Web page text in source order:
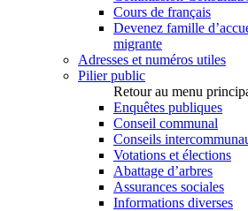
Cours de français
Devenez famille
migrante
Adresses et numéros utiles
Pilier public
Retour au menu
Enquêtes publiques
Conseil communal
Conseils
Votations et élections
Abattage d’arbres
Assurances sociales
Informations diverses